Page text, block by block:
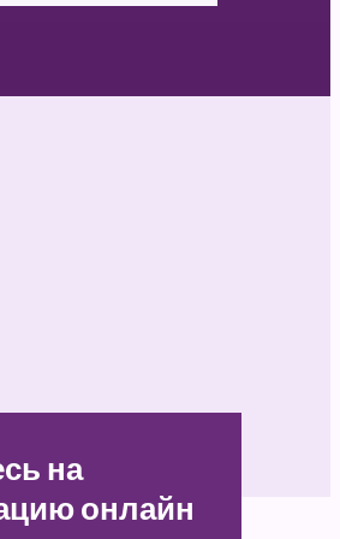
на
онлайн